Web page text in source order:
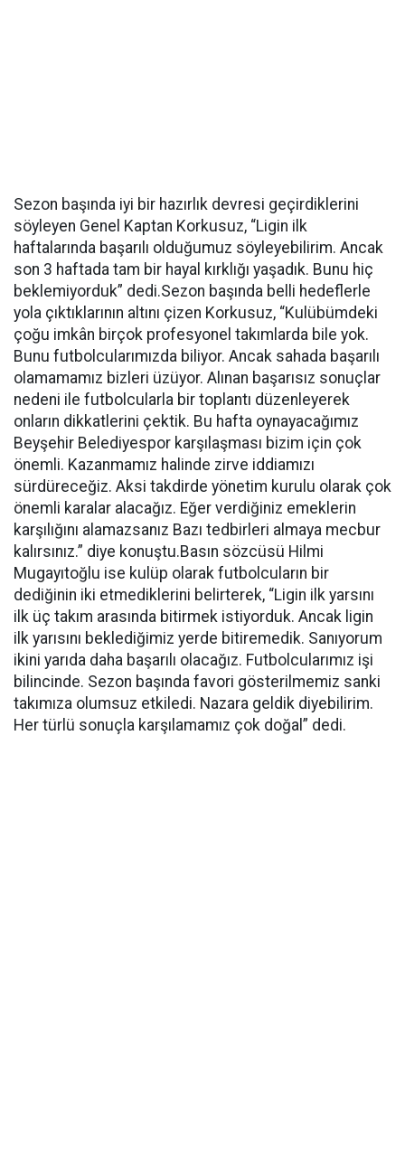
Sezon başında iyi bir hazırlık devresi geçirdiklerini
söyleyen Genel Kaptan Korkusuz, “Ligin ilk
haftalarında başarılı olduğumuz söyleyebilirim. Ancak
son 3 haftada tam bir hayal kırklığı yaşadık. Bunu hiç
beklemiyorduk” dedi.Sezon başında belli hedeflerle
yola çıktıklarının altını çizen Korkusuz, “Kulübümdeki
çoğu imkân birçok profesyonel takımlarda bile yok.
Bunu futbolcularımızda biliyor. Ancak sahada başarılı
olamamamız bizleri üzüyor. Alınan başarısız sonuçlar
nedeni ile futbolcularla bir toplantı düzenleyerek
onların dikkatlerini çektik. Bu hafta oynayacağımız
Beyşehir Belediyespor karşılaşması bizim için çok
önemli. Kazanmamız halinde zirve iddiamızı
sürdüreceğiz. Aksi takdirde yönetim kurulu olarak çok
önemli karalar alacağız. Eğer verdiğiniz emeklerin
karşılığını alamazsanız Bazı tedbirleri almaya mecbur
kalırsınız.” diye konuştu.Basın sözcüsü Hilmi
Mugayıtoğlu ise kulüp olarak futbolcuların bir
dediğinin iki etmediklerini belirterek, “Ligin ilk yarsını
ilk üç takım arasında bitirmek istiyorduk. Ancak ligin
ilk yarısını beklediğimiz yerde bitiremedik. Sanıyorum
ikini yarıda daha başarılı olacağız. Futbolcularımız işi
bilincinde. Sezon başında favori gösterilmemiz sanki
takımıza olumsuz etkiledi. Nazara geldik diyebilirim.
Her türlü sonuçla karşılamamız çok doğal” dedi.